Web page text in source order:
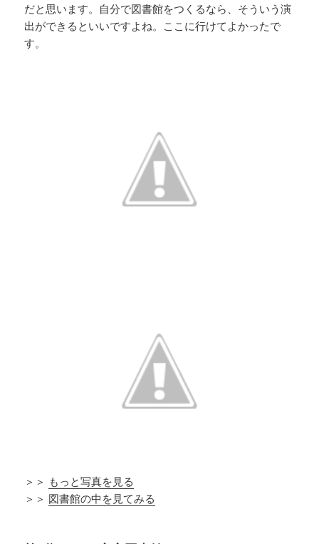
だと思います。自分で図書館をつくるなら、そういう演
出ができるといいですよね。ここに行けてよかったで
す。
＞＞ もっと写真を見る
＞＞ 図書館の中を見てみる